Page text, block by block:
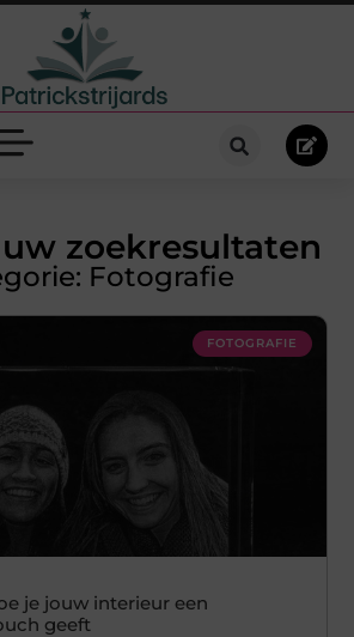
zoekresultaten
Fotografie
FOTOGRAFIE
je jouw interieur een
geeft